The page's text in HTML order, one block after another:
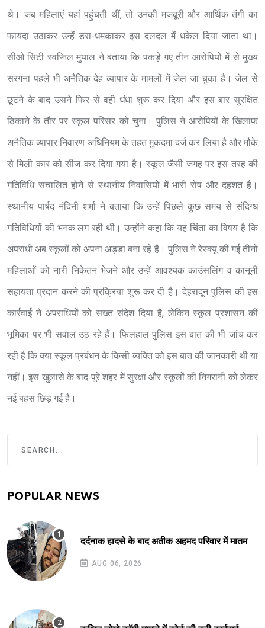
थे। जब महिलाएं यहां पहुंचती थीं, तो उनकी मजबूरी और आर्थिक तंगी का
फायदा उठाकर उन्हें डरा-धमकाकर इस दलदल में धकेल दिया जाता था।
सीओ सिटी स्वप्निल मुयाल ने बताया कि पकड़े गए तीन आरोपियों में से मुख्य
सरगना पहले भी अनैतिक देह व्यापार के मामलों में जेल जा चुका है। जेल से
छूटने के बाद उसने फिर से वही धंधा शुरू कर दिया और इस बार सुरक्षित
ठिकाने के तौर पर स्कूल परिसर को चुना। पुलिस ने आरोपियों के खिलाफ
अनैतिक व्यापार निवारण अधिनियम के तहत मुकदमा दर्ज कर लिया है और मौके
से मिली कार को सीज कर दिया गया है। स्कूल जैसी जगह पर इस तरह की
गतिविधि संचालित होने से स्थानीय निवासियों में भारी रोष और दहशत है।
स्थानीय पार्षद नंदिनी शर्मा ने बताया कि उन्हें पिछले कुछ समय से संदिग्ध
गतिविधियों की भनक लग रही थी। उन्होंने कहा कि यह चिंता का विषय है कि
अपराधी अब स्कूलों को अपना अड्डा बना रहे हैं। पुलिस ने रेस्क्यू की गई तीनों
महिलाओं को नारी निकेतन भेजने और उन्हें आवश्यक काउंसलिंग व कानूनी
सहायता प्रदान करने की प्रक्रिया शुरू कर दी है। देहरादून पुलिस की इस
कार्रवाई ने अपराधियों को सख्त संदेश दिया है, लेकिन स्कूल प्रशासन की
भूमिका पर भी सवाल उठ रहे हैं। फिलहाल पुलिस इस बात की भी जांच कर
रही है कि क्या स्कूल प्रबंधन के किसी व्यक्ति को इस बात की जानकारी थी या
नहीं। इस खुलासे के बाद पूरे शहर में सुरक्षा और स्कूलों की निगरानी को लेकर
नई बहस छिड़ गई है।
POPULAR NEWS
दर्दनाक हादसे के बाद अतीक अहमद परिवार में मातम
AUG 06, 2026